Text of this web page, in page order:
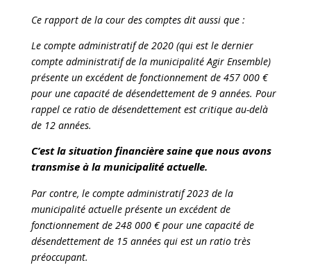
Ce rapport de la cour des comptes dit aussi que :
Le compte administratif de 2020 (qui est le dernier
compte administratif de la municipalité Agir Ensemble)
présente un excédent de fonctionnement de 457 000 €
pour une capacité de désendettement de 9 années. Pour
rappel ce ratio de désendettement est critique au-delà
de 12 années.
C’est la situation financière saine que nous avons
transmise à la municipalité actuelle.
Par contre, le compte administratif 2023 de la
municipalité actuelle présente un excédent de
fonctionnement de 248 000 € pour une capacité de
désendettement de 15 années qui est un ratio très
préoccupant.